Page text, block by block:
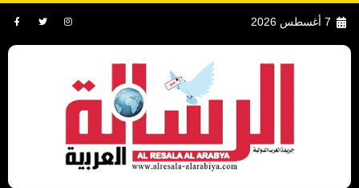
7 أغسطس 2026